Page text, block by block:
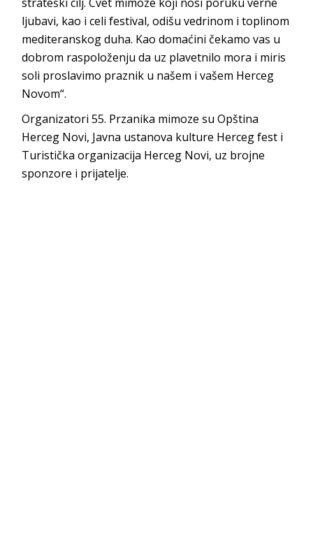
strateški cilj. Cvet mimoze koji nosi poruku verne
ljubavi, kao i celi festival, odišu vedrinom i toplinom
mediteranskog duha. Kao domaćini čekamo vas u
dobrom raspoloženju da uz plavetnilo mora i miris
soli proslavimo praznik u našem i vašem Herceg
Novom“.
Organizatori 55. Przanika mimoze su Opština
Herceg Novi, Javna ustanova kulture Herceg fest i
Turistička organizacija Herceg Novi, uz brojne
sponzore i prijatelje.